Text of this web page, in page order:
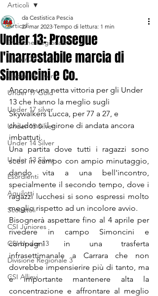
Articoli
Divisione Regionale 1
Under 20 Silver
Under 19 silver
Under 17 Gold
Under 17 silver
Under 15 Silver
Under 14 Silver
Under 13 Silver
Esordienti
Aquilotti
Scoiattoli
CSI Juniores
CSI Under 13
Divisione Regionale 3
CSI Allievi
Articoli
Under 13: Prosegue
l'inarrestabile marcia di
Simoncini e Co.
da Cestistica Pescia
27 mar 2023 Tempo di lettura: 1 min
Ancora una netta vittoria per gli Under
13 che hanno la meglio sugli
Skywalkers Lucca, per 77 a 27, e
chiudono il girone di andata ancora
imbattuti.
Una partita dove tutti i ragazzi sono
scesi in campo con ampio minutaggio,
dando vita a una bell'incontro,
specialmente il secondo tempo, dove i
ragazzi lucchesi si sono espressi molto
meglio rispetto ad un incolore avvio.
Bisognerà aspettare fino al 4 aprile per
rivedere in campo Simoncini e
compagni in una trasferta
infrasettimanale a Carrara che non
dovrebbe impensierire più di tanto, ma
è importante mantenere alta la
concentrazione e affrontare al meglio